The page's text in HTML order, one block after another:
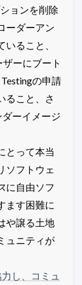
ョンを削除
ーダーアン
ること、
ーにブート
の申請
ること、さ
ーイメージ
とって本当
ソフトウェ
に自由ソフ
ます困難に
や譲る土地
ュニティが
し、コミュ